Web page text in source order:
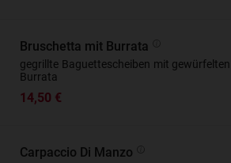
Bruschetta mit Burrata
gegrillte Baguettescheiben mit
Burrata
14,50 €
Carpaccio Di Manzo